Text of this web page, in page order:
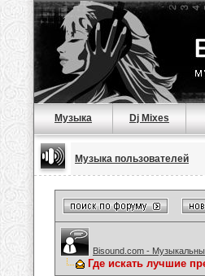
Музыка Dj Mixes
Музыка пользователей
Bisound.com -
Где искать лучшие